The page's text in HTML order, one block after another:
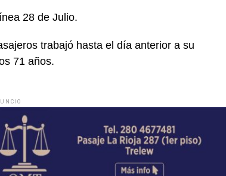
28 de Julio.
trabajó hasta el día anterior a su
71 años.